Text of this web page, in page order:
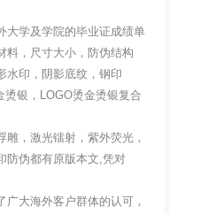
大学及学院的毕业证成绩单
料，尺寸大小，防伪结构
水印，阴影底纹，钢印
烫银，LOGO烫金烫银复合
雕，激光镭射，紫外荧光，
防伪都有原版本文,凭对
广大海外客户群体的认可，